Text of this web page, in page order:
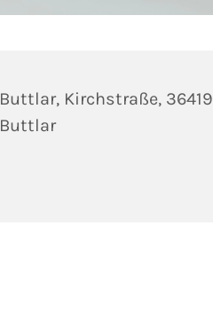
Buttlar, Kirchstraße, 36419
Buttlar